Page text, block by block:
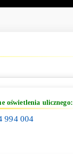
oświetlenia ulicznego:
994 004